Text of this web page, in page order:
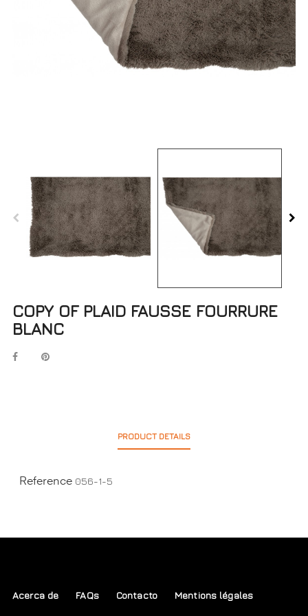
COPY OF PLAID FAUSSE FOURRURE
BLANC
PRODUCT DETAILS
Reference 056-1-5
Acerca de FAQs Contacto Mentions légales